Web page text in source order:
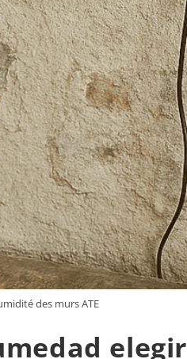
des murs ATE
elegir